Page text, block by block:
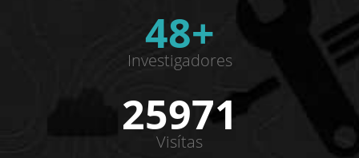
48+
Investigadores
25971
Visítas